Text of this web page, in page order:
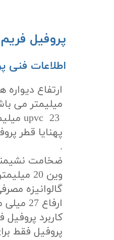
اطلاعات فنی پروفیل فریم 4
پروفیل فریم 4 کاناله پنجره دوجداره رئال وین :​​​​​​​
میلیمتر می
upvc 23 میلیمتر می باشد
.
وین 20 میلیمتر می باشد
ارفاع 27 میلی متر و عرض 25 میلی متر باشد
پروفیل فقط